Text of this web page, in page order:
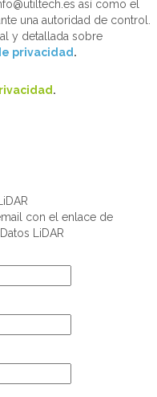
así como el
una autoridad de control.
y detallada sobre
privacidad .
.
con el enlace de
LiDAR